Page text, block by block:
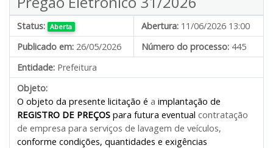
Status: Aberta Abertura: 11/06/2026 13:00
Publicado em: 26/05/2026 Número do processo: 445
Entidade: Prefeitura
Objeto:
O objeto da presente licitação é a implantação de
REGISTRO DE PREÇOS para futura eventual contratação
de empresa para serviços de lavagem de veículos,
conforme condições, quantidades e exigências